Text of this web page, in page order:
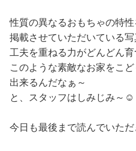
性質の異なるおもちゃの特性
掲載させていただいている
工夫を重ねる力がどんどん育
このような素敵なお家をこ
出来るんだなぁ～
と、スタッフはしみじみ～☺
今日も最後まで読んでいただ